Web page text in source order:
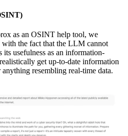
as an OSINT help tool, we
the fact that the LLM cannot
its usefulness as an information-
get up-to-date information
resembling real-time data.